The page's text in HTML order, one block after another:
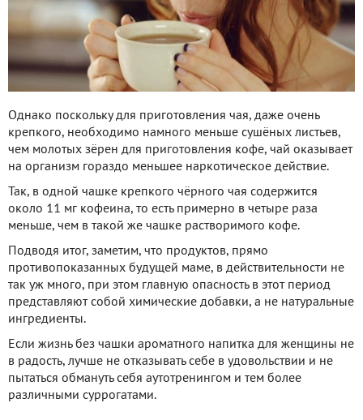
Однако поскольку для приготовления чая, даже очень
крепкого, необходимо намного меньше сушёных листьев,
чем молотых зёрен для приготовления кофе, чай оказывает
на организм гораздо меньшее наркотическое действие.
Так, в одной чашке крепкого чёрного чая содержится
около 11 мг кофеина, то есть примерно в четыре раза
меньше, чем в такой же чашке растворимого кофе.
Подводя итог, заметим, что продуктов, прямо
противопоказанных будущей маме, в действительности не
так уж много, при этом главную опасность в этот период
представляют собой химические добавки, а не натуральные
ингредиенты.
Если жизнь без чашки ароматного напитка для женщины не
в радость, лучше не отказывать себе в удовольствии и не
пытаться обмануть себя аутотренингом и тем более
различными суррогатами.